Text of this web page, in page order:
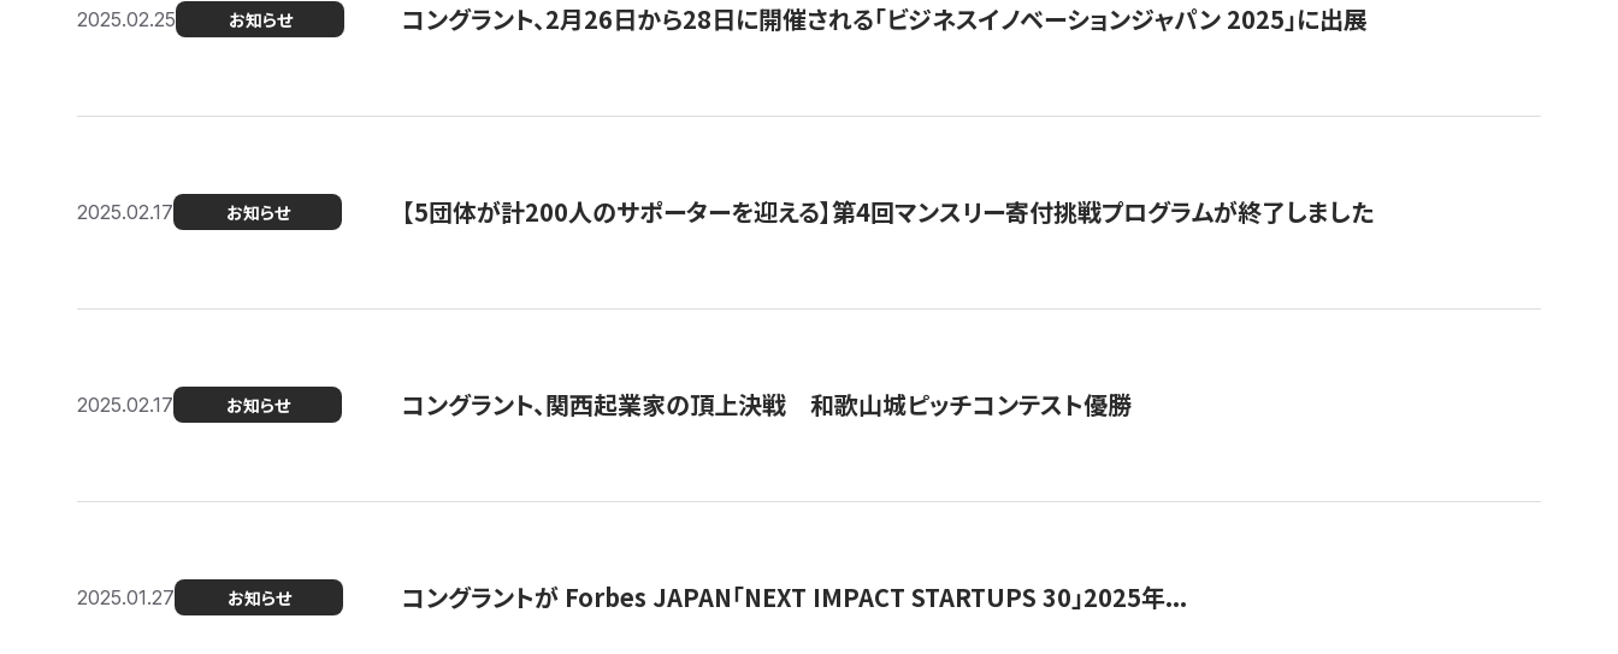
2025.02.25 お知らせ コングラント、2月26日から28日に開催される「ビジネスイノベーションジャパン 2025」に出展
2025.02.17 お知らせ 【5団体が計200人のサポーターを迎える】​​第4回マンスリー寄付挑戦プログラムが終了しました
2025.02.17 お知らせ コングラント、関西起業家の頂上決戦 和歌山城ピッチコンテスト優勝
2025.01.27 お知らせ コングラントが Forbes JAPAN「NEXT IMPACT STARTUPS 30」2025年...